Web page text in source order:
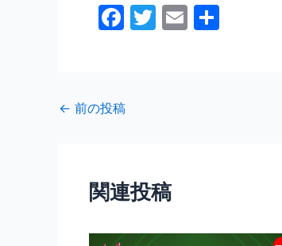
F
b
k
T
E
← 前の投稿
関連投稿